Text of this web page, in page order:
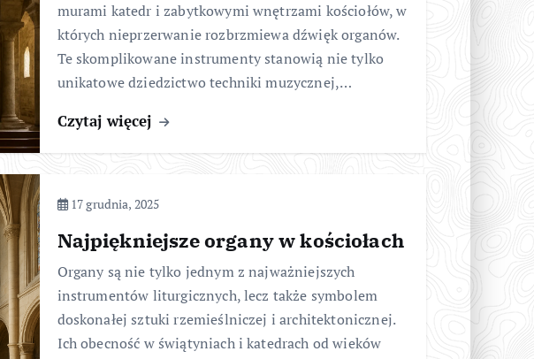
murami katedr i zabytkowymi wnętrzami kościołów, w
których nieprzerwanie rozbrzmiewa dźwięk organów.
Te skomplikowane instrumenty stanowią nie tylko
unikatowe dziedzictwo techniki muzycznej,…
Czytaj więcej
17 grudnia, 2025
Najpiękniejsze organy w kościołach
Organy są nie tylko jednym z najważniejszych
instrumentów liturgicznych, lecz także symbolem
doskonałej sztuki rzemieślniczej i architektonicznej.
Ich obecność w świątyniach i katedrach od wieków